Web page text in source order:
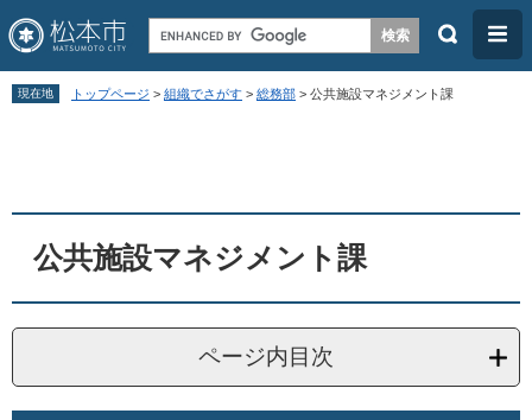
ペ
先
メ
を
本
検
メ
ニ
現在地 トップページ > 組織でさがす > 総務部 > 公共施設マネジメント課
公共施設マネジメント課
ページ内目次